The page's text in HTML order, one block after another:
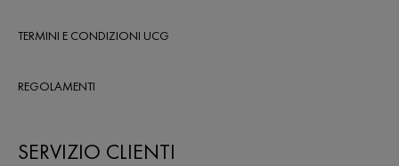
TERMINI E CONDIZIONI UCG
REGOLAMENTI
SERVIZIO CLIENTI